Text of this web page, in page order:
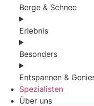
Berge & Schnee
Erlebnis
Besonders
Entspannen &
Spezialisten
Über uns